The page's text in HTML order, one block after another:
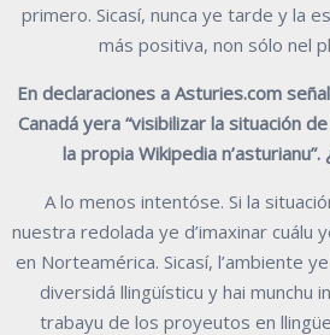
primero. Sicasí, nunca ye tarde y la
más positiva, non sólo nel
En declaraciones a Asturies.com
Canadá yera “visibilizar la situación
la propia Wikipedia n’asturianu”.
A lo menos intentóse. Si la
nuestra redolada ye d’imaxinar cuálu
en Norteamérica. Sicasí, l’ambiente
diversidá llingüísticu y hai munchu
trabayu de los proyeutos en